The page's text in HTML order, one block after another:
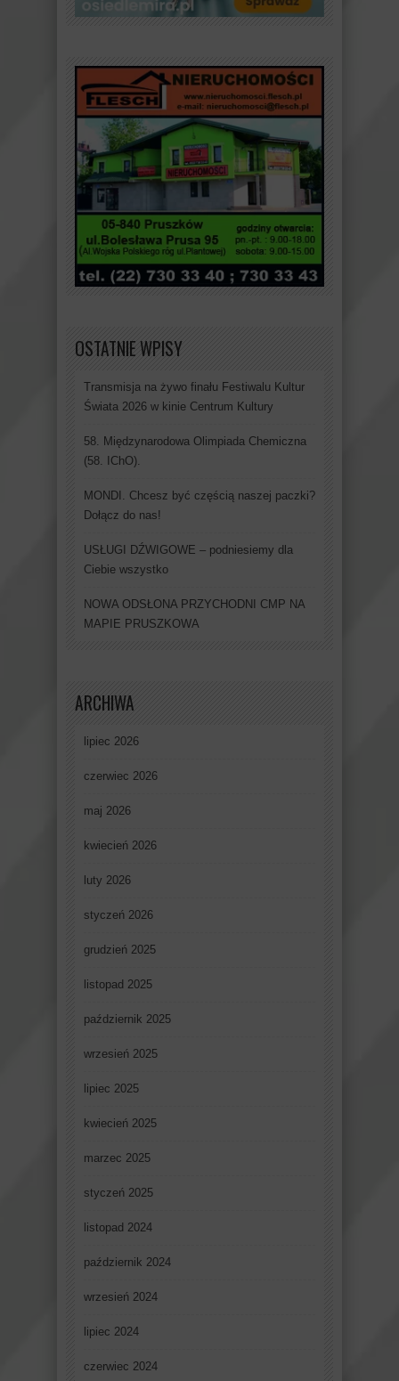
OSTATNIE WPISY
Transmisja na żywo finału Festiwalu Kultur
Świata 2026 w kinie Centrum Kultury
58. Międzynarodowa Olimpiada Chemiczna
(58. IChO).
MONDI. Chcesz być częścią naszej paczki?
Dołącz do nas!
USŁUGI DŹWIGOWE – podniesiemy dla
Ciebie wszystko
NOWA ODSŁONA PRZYCHODNI CMP NA
MAPIE PRUSZKOWA
ARCHIWA
lipiec 2026
czerwiec 2026
maj 2026
kwiecień 2026
luty 2026
styczeń 2026
grudzień 2025
listopad 2025
październik 2025
wrzesień 2025
lipiec 2025
kwiecień 2025
marzec 2025
styczeń 2025
listopad 2024
październik 2024
wrzesień 2024
lipiec 2024
czerwiec 2024